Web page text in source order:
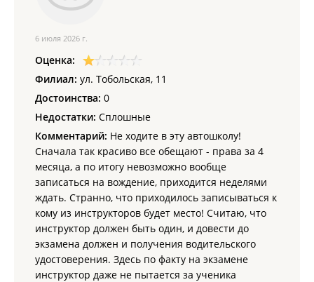
водительского удостоверения иностранным гражданам, а
Автошкола "ДРАЙВ ДВ" также предоставляет услуги
дополнительного профессионального образования и
повышения квалификации специалистов в области
обеспечения безопасности дорожного движения по
программам утвержденным ФЗ 196 от 10.12.1995 г. и
Приказом Минтранса № 287 от 28.09.2015 г. по следующим
специальностям:
Диспетчер автомобильного и городского наземного
электрического транспорта;
Контролер технического состояния автотранспортных
средств;
Специалист, ответственный за обеспечение
безопасности дорожного движения.
6 июля 2026 г.
Оценка:
Филиал: ул. Тобольская, 11
Достоинства: 0
Недостатки: Сплошные
Комментарий: Не ходите в эту автошколу!
Сначала так красиво все обещают - права за 4
месяца, а по итогу невозможно вообще
записаться на вождение, приходится неделями
ждать. Странно, что приходилось записываться к
кому из инструкторов будет место! Считаю, что
инструктор должен быть один, и довести до
экзамена должен и получения водительского
удостоверения. Здесь по факту на экзамене
инструктор даже не пытается за ученика